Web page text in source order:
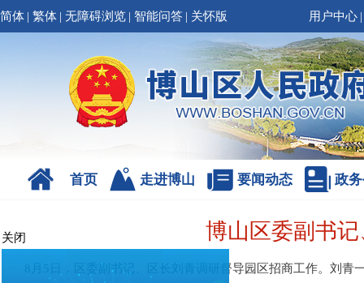
简体 | 繁体 | 无障碍浏览 | 智能问答 | 关怀版 用户中心 |
首页 走进博山 要闻动态 政
博山区委副书
8月5日，区委副书记、区长刘青调研督导园区招商工作。刘
关闭